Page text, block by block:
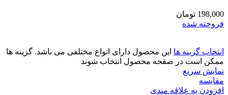
198,000 تومان
فروخته شده
انتخاب گزینه ها این محصول دارای انواع مختلفی می باشد. گزینه ها
ممکن است در صفحه محصول انتخاب شوند
نمایش سریع
مقايسه
افزودن به علاقه مندی